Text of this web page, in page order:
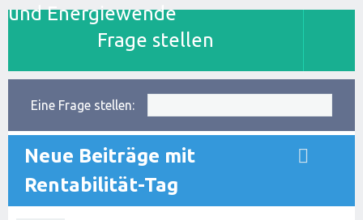
Frage stellen
Eine Frage stellen:
Neue Beiträge mit
Rentabilität-Tag